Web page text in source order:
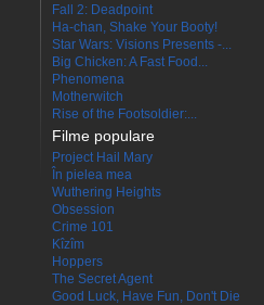
Fall 2: Deadpoint
Ha-chan, Shake Your Booty!
Star Wars: Visions Presents -...
Big Chicken: A Fast Food...
Phenomena
Motherwitch
Rise of the Footsoldier:...
Filme populare
Project Hail Mary
În pielea mea
Wuthering Heights
Obsession
Crime 101
Kîzîm
Hoppers
The Secret Agent
Good Luck, Have Fun, Don't Die